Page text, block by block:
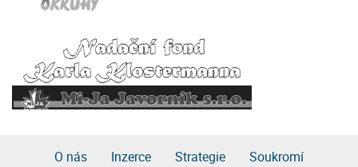
O nás Inzerce Strategie Soukromí